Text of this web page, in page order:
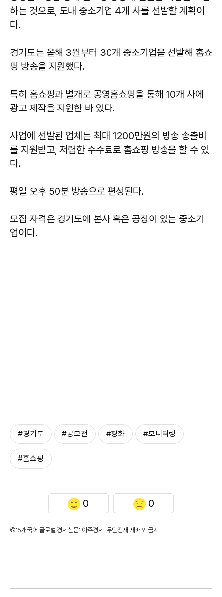
하는 것으로, 도내 중소기업 4개 사를 선발할 계획이
다.
경기도는 올해 3월부터 30개 중소기업을 선발해 홈쇼
핑 방송을 지원했다.
특히 홈쇼핑과 별개로 공영홈쇼핑을 통해 10개 사에
광고 제작을 지원한 바 있다.
사업에 선발된 업체는 최대 1200만원의 방송 송출비
를 지원받고, 저렴한 수수료로 홈쇼핑 방송을 할 수 있
다.
평일 오후 50분 방송으로 편성된다.
모집 자격은 경기도에 본사 혹은 공장이 있는 중소기
업이다.
#경기도 #공모전 #평화 #모니터링
#홈쇼핑
0 0
©'5개국어 글로벌 경제신문' 아주경제. 무단전재·재배포 금지